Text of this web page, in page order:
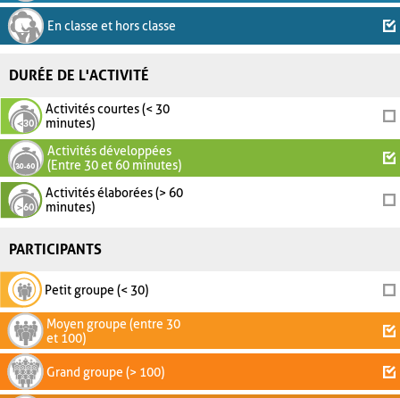
En classe et hors classe
DURÉE DE L'ACTIVITÉ
Activités courtes (< 30
minutes)
Activités développées
(Entre 30 et 60 minutes)
Activités élaborées (> 60
minutes)
PARTICIPANTS
Petit groupe (< 30)
Moyen groupe (entre 30
et 100)
Grand groupe (> 100)